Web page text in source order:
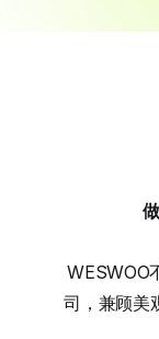
WESWOO
司，兼顾美